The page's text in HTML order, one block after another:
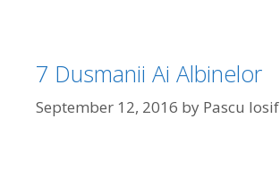
7 Dusmanii Ai Albinelor
September 12, 2016 by Pascu Iosif